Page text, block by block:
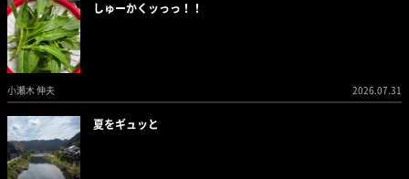
しゅーかくッっっ！！
小瀬木 伸夫 2026.07.31
夏をギュッと